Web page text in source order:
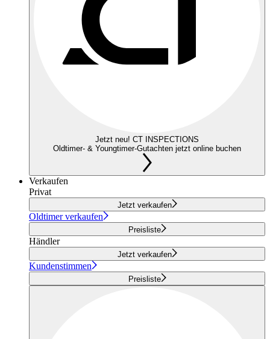
Jetzt neu! CT INSPECTIONS
Oldtimer- & Youngtimer-Gutachten jetzt online buchen
Verkaufen
Privat
Jetzt verkaufen
Oldtimer verkaufen
Preisliste
Händler
Jetzt verkaufen
Kundenstimmen
Preisliste